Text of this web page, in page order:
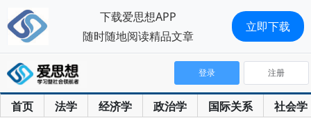
首页 法学 经济学 政治学 国际关系 社会学
登录 注册
下载爱思想APP
随时随地阅读精品文章
立即下载